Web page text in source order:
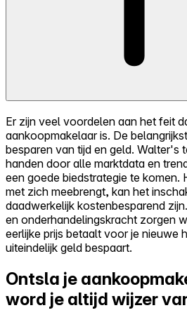
Er zijn veel voordelen aan het feit
aankoopmakelaar is. De
besparen van tijd en geld. Walter's
handen door alle marktdata en
een goede biedstrategie te komen.
met zich meebrengt, kan het
daadwerkelijk kostenbesparend
en onderhandelingskracht zorgen
eerlijke prijs betaalt voor je nieuwe
uiteindelijk geld bespaart.
Ontsla je
word je altijd wijzer